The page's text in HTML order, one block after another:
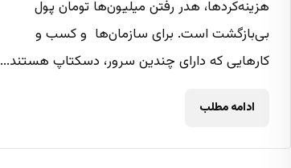
هزینه‌کردها، هدر رفتن میلیون‌ها تومان پول
بی‌بازگشت است. برای سازمان‌ها و کسب و
کارهایی که دارای چندین سرور، دسکتاپ هستند...
ادامه مطلب